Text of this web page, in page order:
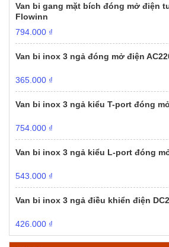
Van bi gang mặt bích đóng mở điện
Flowinn
794.000 ₫
Van bi inox 3 ngả đóng mở điện
365.000 ₫
Van bi inox 3 ngả kiểu T-port đóng
754.000 ₫
Van bi inox 3 ngả kiểu L-port đóng
543.000 ₫
Van bi inox 3 ngả điều khiển điện
426.000 ₫